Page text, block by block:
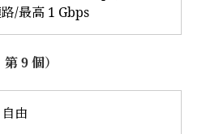
/最高 1 Gbps
9 個）
自由